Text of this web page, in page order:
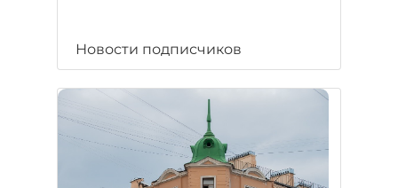
Новости подписчиков